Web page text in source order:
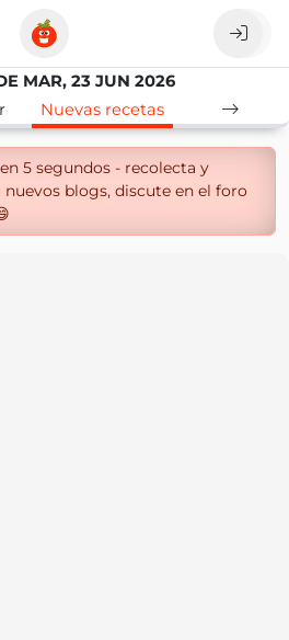
MAR, 23 JUN 2026
Nuevas recetas
5 segundos - recolecta y
blogs, discute en el foro